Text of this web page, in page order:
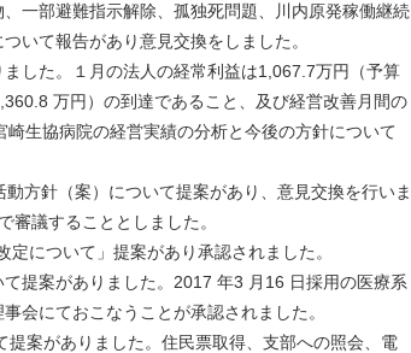
一部避難指示解除、孤独死問題、川内原発稼働継続
いて報告があり意見交換をしました。
した。１月の法人の経常利益は1,067.7万円（予算
万円）の到達であること、及び経営改善月間の
生協病院の経営実績の分析と今後の方針について
方針（案）について提案があり、意見交換を行いま
審議することとしました。
について」提案があり承認されました。
提案がありました。2017 年3 月16 日採用の医療系
会にておこなうことが承認されました。
案がありました。住民票取得、支部への照会、電